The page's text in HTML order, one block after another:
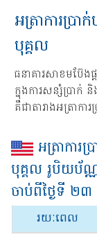
អត្រាការប្រ
បុគ្គល
ធនាគារសាខមប៊ែ
ក្នុងការសន្សំប្រាក់
គឺជាតារាងអត្រាកា
អត្រាការ
បុគ្គល រូបិយប័ណ្
ចាប់ពីថ្ងៃទី ២៣
រយៈពេល